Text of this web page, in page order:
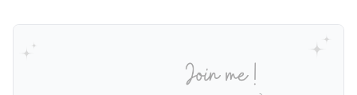
元且全款购房征收新税，而且未来扩展至纽约州所有售
价超过100万美元的现金购房，包括郊区和北部地区的
房产。新税将为购房价格的1%，由买方支付。纽约市的
这项税收预计就能筹集1.6亿美元，用于填补该市的预算